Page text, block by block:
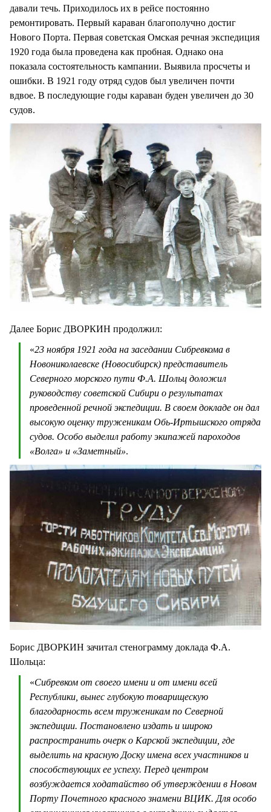
давали течь. Приходилось их в рейсе постоянно
ремонтировать. Первый караван благополучно достиг
Нового Порта. Первая советская Омская речная экспедиция
1920 года была проведена как пробная. Однако она
показала состоятельность кампании. Выявила просчеты и
ошибки. В 1921 году отряд судов был увеличен почти
вдвое. В последующие годы караван буден увеличен до 30
судов.
Далее Борис ДВОРКИН продолжил:
«23 ноября 1921 года на заседании Сибревкома в
Новониколаевске (Новосибирск) представитель
Северного морского пути Ф.А. Шольц доложил
руководству советской Сибири о результатах
проведенной речной экспедиции. В своем докладе он дал
высокую оценку труженикам Обь-Иртышского отряда
судов. Особо выделил работу экипажей пароходов
«Волга» и «Заметный».
Борис ДВОРКИН зачитал стенограмму доклада Ф.А.
Шольца:
«Сибревком от своего имени и от имени всей
Республики, вынес глубокую товарищескую
благодарность всем труженикам по Северной
экспедиции. Постановлено издать и широко
распространить очерк о Карской экспедиции, где
выделить на красную Доску имена всех участников и
способствующих ее успеху. Перед центром
возбуждается ходатайство об утверждении в Новом
Порту Почетного красного знамени ВЦИК. Для особо